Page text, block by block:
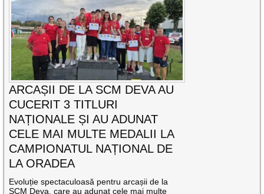
ARCAȘII DE LA SCM DEVA AU
CUCERIT 3 TITLURI
NAȚIONALE ȘI AU ADUNAT
CELE MAI MULTE MEDALII LA
CAMPIONATUL NAȚIONAL DE
LA ORADEA
Evoluție spectaculoasă pentru arcașii de la
SCM Deva, care au adunat cele mai multe